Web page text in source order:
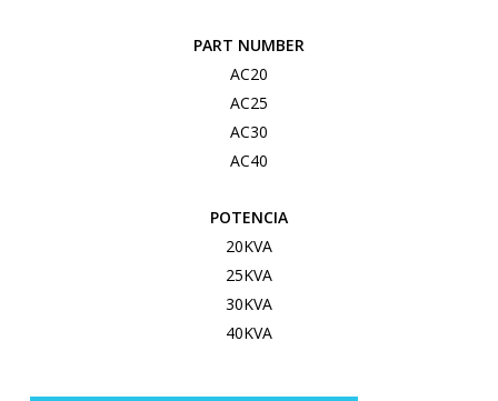
PART NUMBER
AC20
AC25
AC30
AC40
POTENCIA
20KVA
25KVA
30KVA
40KVA